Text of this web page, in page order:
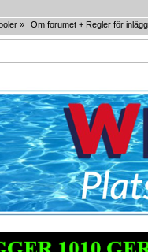
» Om forumet + Regler för inlägg.